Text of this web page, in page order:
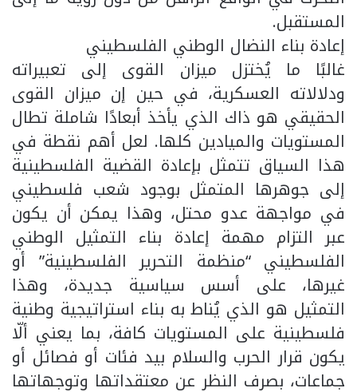
المستقبل.
إعادة بناء النضال الوطني الفلسطيني
غالبًا ما يُختزل ميزان القوى إلى تعبيراته
ودلالاته العسكرية، في حين إن ميزان القوى
الحقيقي هو ذاك الذي يأخذ أبعادًا شاملة تطال
المستويات والميادين كلها. لعل أهم نقطة في
هذا السياق تتمثل بإعادة القضية الفلسطينية
إلى جوهرها المتمثل بوجود شعب فلسطيني
في مواجهة عدو محتل، وهذا يمكن أن يكون
عبر التزام مهمة إعادة بناء التمثيل الوطني
الفلسطيني “منظمة التحرير الفلسطينية” أو
غيرها، على أسس سياسية جديدة، وهذا
التمثيل هو الذي يُناط به بناء استراتيجية وطنية
فلسطينية على المستويات كافة، بما يعني ألّا
يكون قرار الحرب والسلام بيد فئات أو فصائل أو
جماعات، بصرف النظر عن معتقداتها وتوجهاتها